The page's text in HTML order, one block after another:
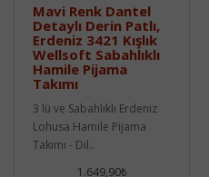
Mavi Renk Dantel
Detaylı Derin Patlı,
Erdeniz 3421 Kışlık
Wellsoft Sabahlıklı
Hamile Pijama
Takımı
3 lü ve Sabahlıklı Erdeniz
Lohusa Hamile Pijama
Takımı - Dil..
1.649,90₺